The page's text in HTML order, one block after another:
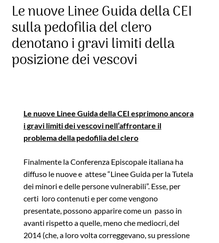
Le nuove Linee Guida della CEI
sulla pedofilia del clero
denotano i gravi limiti della
posizione dei vescovi
Le nuove Linee Guida della CEI esprimono ancora
i gravi limiti dei vescovi nell’affrontare il
problema della pedofilia del clero
Finalmente la Conferenza Episcopale italiana ha
diffuso le nuove e attese “Linee Guida per la Tutela
dei minori e delle persone vulnerabili”. Esse, per
certi loro contenuti e per come vengono
presentate, possono apparire come un passo in
avanti rispetto a quelle, meno che mediocri, del
2014 (che, a loro volta correggevano, su pressione